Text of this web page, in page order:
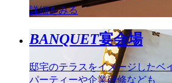
詳細をみる
BANQUET宴会場
邸宅のテラスをイメージしたベ
パーティーや企業研修なども